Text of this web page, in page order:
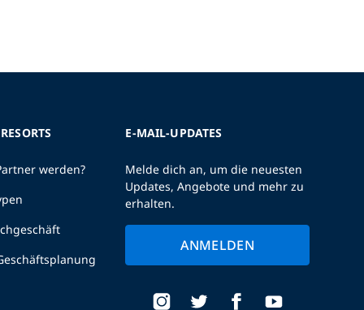
werden?
E-MAIL-UPDATES
Melde dich an, um die neuesten
Updates, Angebote und mehr zu
erhalten.
ANMELDEN